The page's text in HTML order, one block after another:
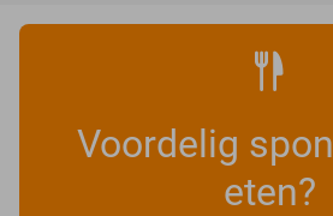
Voordelig
eten?